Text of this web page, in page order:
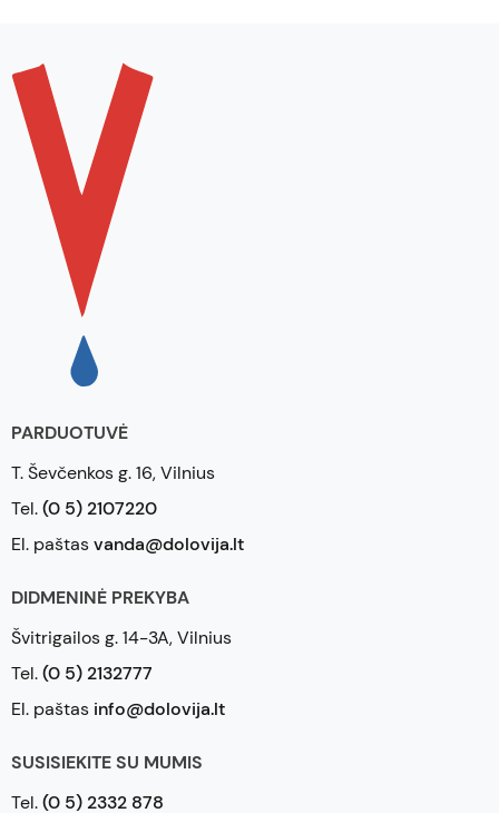
PARDUOTUVĖ
T. Ševčenkos g. 16, Vilnius
Tel.(0 5) 2107220
El. paštasvanda@dolovija.lt
DIDMENINĖ PREKYBA
Švitrigailos g. 14-3A, Vilnius
Tel.(0 5) 2132777
El. paštas info@dolovija.lt
SUSISIEKITE SU MUMIS
Tel.(0 5) 2332 878